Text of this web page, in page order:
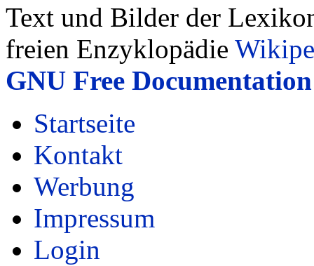
Text und Bilder der
freien Enzyklopädie
GNU Free
Startseite
Kontakt
Werbung
Impressum
Login